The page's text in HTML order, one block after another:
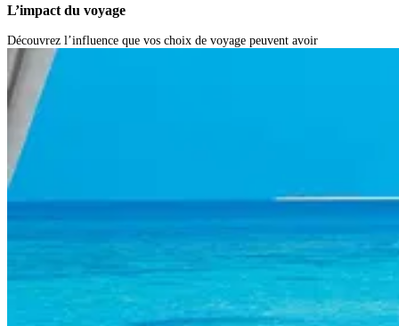
L’impact du voyage
Découvrez l’influence que vos choix de voyage peuvent avoir